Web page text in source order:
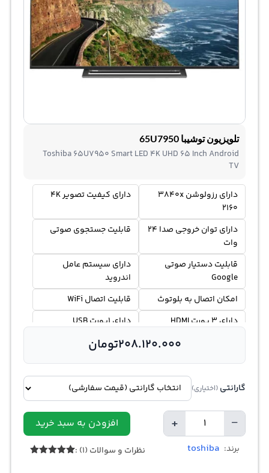
تلویزیون توشیبا 65U7950
Toshiba 65U7950 Smart LED 4K UHD 65 Inch Android
TV
دارای رزولوشن 3840x
2160
دارای کیفیت تصویر 4K
دارای توان خروجی صدا 24
وات
قابلیت جستجوی صوتی
قابلیت دستیار صوتی
Google
دارای سیستم عامل
اندروید
امکان اتصال به بلوتوث
قابلیت اتصال WiFi
دارای 3 پورت HDMI
دارای 1پورت USB
208.120.000تومان
گارانتی (اختیاری)
−
تعداد + افزودن به سبد خرید
برند: toshiba نظرات و سوالات (1) :